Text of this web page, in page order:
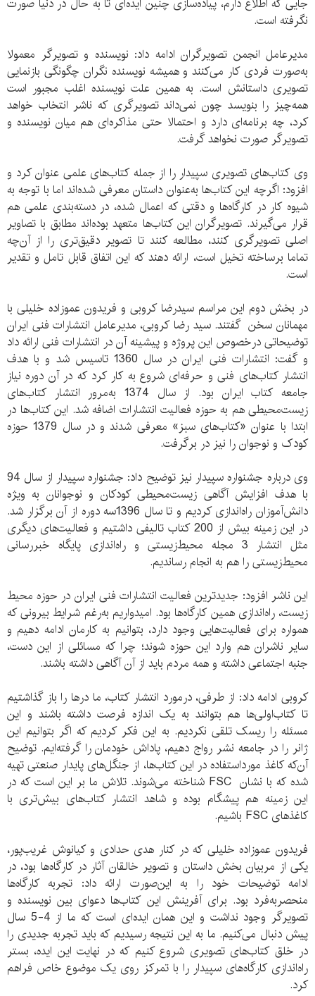
جایی که اطلاع دارم، پیاده‌سازی چنین ایده‌ای تا به حال در دنیا صورت
نگرفته است.
مدیرعامل انجمن تصویرگران ادامه داد: نویسنده و تصویرگر معمولا
به‌صورت فردی کار می‌کنند و همیشه نویسنده نگران چگونگی بازنمایی
تصویری داستانش است. به همین علت نویسنده اغلب مجبور است
همه‌چیز را بنویسد چون نمی‌داند تصویرگری که ناشر انتخاب خواهد
کرد، چه برنامه‌ای دارد و احتمالا حتی مذاکره‌ای هم میان نویسنده و
تصویرگر صورت نخواهد گرفت.
وی کتاب‌های تصویری سپیدار را از جمله کتاب‌های علمی عنوان کرد و
افزود: اگرچه این کتاب‌ها به‌عنوان داستان معرفی شده‌اند اما با توجه به
شیوه کار در کارگاه‌ها و دقتی که اعمال شده، در دسته‌بندی علمی هم
قرار می‌گیرند. تصویرگران این کتاب‌ها متعهد بوده‌اند مطابق با تصاویر
اصلی تصویرگری کنند، مطالعه کنند تا تصویر دقیق‌تری را از آن‌چه
تماما برساخته تخیل است، ارائه دهند که این اتفاق قابل تامل و تقدیر
است.
در بخش دوم این مراسم سیدرضا کروبی و فریدون عموزاده خلیلی با
مهمانان سخن گفتند. سید رضا کروبی، مدیرعامل انتشارات فنی ایران
توضیحاتی درخصوص این پروژه و پیشینه آن در انتشارات فنی ارائه داد
و گفت: انتشارات فنی ایران در سال 1360 تاسیس شد و با هدف
انتشار کتاب‌های فنی و حرفه‌ای شروع به کار کرد که در آن دوره نیاز
جامعه کتاب ایران بود. از سال 1374 به‌مرور انتشار کتاب‌های
زیست‌محیطی هم به حوزه فعالیت انتشارات اضافه شد. این کتاب‌ها در
ابتدا با عنوان «کتاب‌های سبز» معرفی شدند و در سال 1379 حوزه
کودک و نوجوان را نیز در برگرفت.
وی درباره جشنواره سپیدار نیز توضیح داد: جشنواره سپیدار از سال 94
با هدف افزایش آگاهی زیست‌محیطی کودکان و نوجوانان به ویژه
دانش‌آموزان راه‌اندازی کردیم و تا سال 1396سه دوره از آن برگزار شد.
در این زمینه بیش از 200 کتاب تالیفی داشتیم و فعالیت‌های دیگری
مثل انتشار 3 مجله محیط‌زیستی و راه‌اندازی پایگاه خبررسانی
محیط‌زیستی را هم به انجام رساندیم.
این ناشر افزود: جدیدترین فعالیت انتشارات فنی ایران در حوزه محیط
زیست، راه‌اندازی همین کارگاه‌ها بود. امیدواریم به‌رغم شرایط بیرونی که
همواره برای فعالیت‌هایی وجود دارد، بتوانیم به کارمان ادامه دهیم و
سایر ناشران هم وارد این حوزه شوند؛ چرا که مسائلی از این دست،
جنبه اجتماعی داشته و همه مردم باید از آن آگاهی داشته باشند.
کروبی ادامه داد: از طرفی، درمورد انتشار کتاب، ما درها را باز گذاشتیم
تا کتاب‌اولی‌ها هم بتوانند به یک اندازه فرصت داشته باشند و این
مسئله را ریسک تلقی نکردیم. به این فکر کردیم که اگر بتوانیم این
ژانر را در جامعه نشر رواج دهیم، پاداش خودمان را گرفته‌ایم. توضیح
آن‌که کاغذ مورداستفاده در این کتاب‌ها، از جنگل‌های پایدار صنعتی تهیه
شده که با نشان FSC شناخته می‌شوند. تلاش ما بر این است که در
این زمینه هم پیشگام بوده و شاهد انتشار کتاب‌های بیش‌تری با
کاغذهای FSC باشیم.
فریدون عموزاده خلیلی که در کنار هدی حدادی و کیانوش غریب‌پور،
یکی از مربیان بخش داستان و تصویر خالقان آثار در کارگاه‌ها بود، در
ادامه توضیحات خود را به این‌صورت ارائه داد: تجربه کارگاه‌ها
منحصربه‌فرد بود. برای آفرینش این کتاب‌ها دعوای بین نویسنده و
تصویرگر وجود نداشت و این همان ایده‌ای است که ما از 4-5 سال
پیش دنبال می‌کنیم. ما به این نتیجه رسیدیم که باید تجربه جدیدی را
در خلق کتاب‌های تصویری شروع کنیم که در نهایت این ایده، بستر
راه‌‌اندازی کارگاه‌های سپیدار را با تمرکز روی یک موضوع خاص فراهم
کرد.